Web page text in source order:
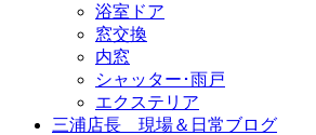
浴室ドア
窓交換
内窓
シャッター･雨戸
エクステリア
三浦店長 現場＆日常ブログ